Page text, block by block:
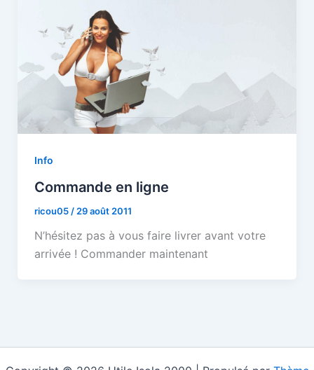
Info
Commande en ligne
ricou05 / 29 août 2011
N’hésitez pas à vous faire livrer avant votre
arrivée ! Commander maintenant